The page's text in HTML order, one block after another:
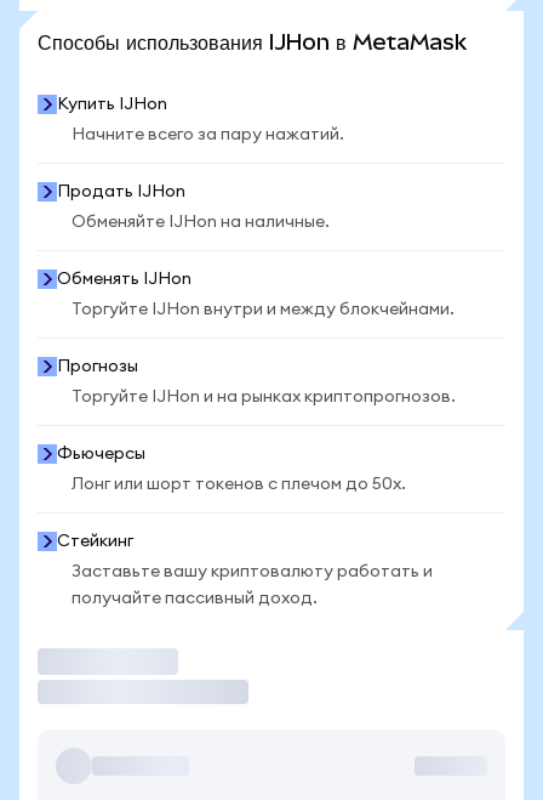
Способы использования IJHon в MetaMask
Купить IJHon
Начните всего за пару нажатий.
Продать IJHon
Обменяйте IJHon на наличные.
Обменять IJHon
Торгуйте IJHon внутри и между блокчейнами.
Прогнозы
Торгуйте IJHon и на рынках криптопрогнозов.
Фьючерсы
Лонг или шорт токенов с плечом до 50x.
Стейкинг
Заставьте вашу криптовалюту работать и
получайте пассивный доход.